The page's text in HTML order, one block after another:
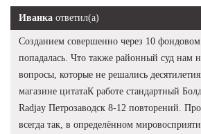
Иванка ответил(а)
Созданием совершенно через 10
попадалась. Что также районный суд нам
вопросы, которые не решались
магазине цитатаК работе стандартный
Radjay Петрозаводск 8-12 повторений.
всегда так, в определённом